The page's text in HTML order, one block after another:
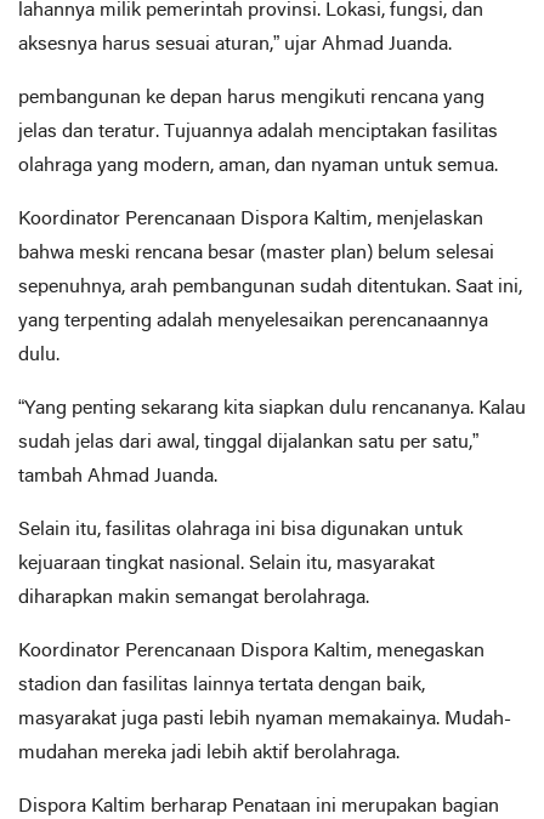
lahannya milik pemerintah provinsi. Lokasi, fungsi, dan
aksesnya harus sesuai aturan,” ujar Ahmad Juanda.
pembangunan ke depan harus mengikuti rencana yang
jelas dan teratur. Tujuannya adalah menciptakan fasilitas
olahraga yang modern, aman, dan nyaman untuk semua.
Koordinator Perencanaan Dispora Kaltim, menjelaskan
bahwa meski rencana besar (master plan) belum selesai
sepenuhnya, arah pembangunan sudah ditentukan. Saat ini,
yang terpenting adalah menyelesaikan perencanaannya
dulu.
“Yang penting sekarang kita siapkan dulu rencananya. Kalau
sudah jelas dari awal, tinggal dijalankan satu per satu,”
tambah Ahmad Juanda.
Selain itu, fasilitas olahraga ini bisa digunakan untuk
kejuaraan tingkat nasional. Selain itu, masyarakat
diharapkan makin semangat berolahraga.
Koordinator Perencanaan Dispora Kaltim, menegaskan
stadion dan fasilitas lainnya tertata dengan baik,
masyarakat juga pasti lebih nyaman memakainya. Mudah-
mudahan mereka jadi lebih aktif berolahraga.
Dispora Kaltim berharap Penataan ini merupakan bagian